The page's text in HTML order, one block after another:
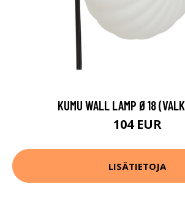
KUMU WALL LAMP Ø18
104 EUR
LISÄTIETOJA